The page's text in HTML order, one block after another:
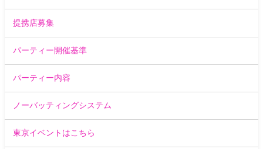
提携店募集
パーティー開催基準
パーティー内容
ノーバッティングシステム
東京イベントはこちら